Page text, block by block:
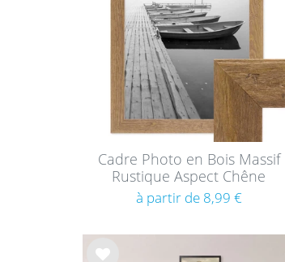
Cadre Photo en Bois Massif
Rustique Aspect Chêne
à partir de 8,99 €